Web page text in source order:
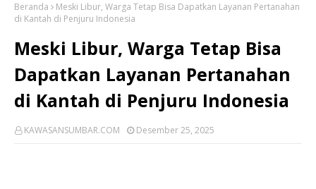
Beranda
Meski Libur, Warga Tetap Bisa Dapatkan Layanan Pertanahan
di Kantah di Penjuru Indonesia
Meski Libur, Warga Tetap Bisa
Dapatkan Layanan Pertanahan
di Kantah di Penjuru Indonesia
KAWASANSUMBAR.COM Desember 25, 2025